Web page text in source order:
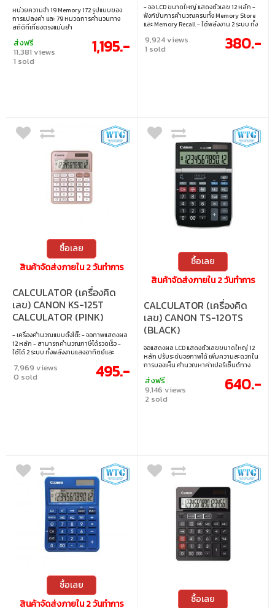
หน่วยความจำ 19 Memory 172 รูปแบบของ
การแปลงค่า และ 79 หมวดการคำนวนทาง
สถิติที่เที่ยงตรงแม่นยำ
ส่งฟรี
11,381 views
1 sold
1,195.-
- จอ LCD ขนาดใหญ่ แสดงตัวเลข 12 หลัก -
ฟังก์ชันการคำนวณครบทั้ง Memory Store
และ Memory Recall - ใช้พลังงาน 2 ระบบ ทั้ง
9,924 views
1 sold 380.-
ซื้อเลย
สินค้าจัดส่งภายใน 2 วันทำการ
CALCULATOR (เครื่องคิด
เลข) CANON KS-125T
CALCULATOR (PINK)
- เครื่องคำนวณแบบตั้งโต๊ะ - จอภาพแสดงผล
12 หลัก - สามารถคำนวณภาษีได้รวดเร็ว -
ใช้ได้ 2 ระบบ ทั้งพลังงานแสงอาทิตย์และ
7,969 views
0 sold 495.-
ซื้อเลย
สินค้าจัดส่งภายใน 2 วันทำการ
CALCULATOR (เครื่องคิด
เลข) CANON TS-120TS
(BLACK)
จอแสดงผล LCD แสดงตัวเลขขนาดใหญ่ 12
หลัก ปรับระดับจอภาพได้ เพิ่มความสะดวกใน
การมองเห็น คำนวณหาค่าเปอร์เซ็นต์ทาง
Margin)
ส่งฟรี
9,146 views
2 sold
640.-
ซื้อเลย
สินค้าจัดส่งภายใน 2 วันทำการ
ซื้อเลย